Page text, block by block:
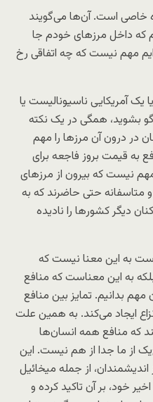
خاصی است. آن‌ها می‌گویند
که داخل مرزهای خودم جا
مهم نیست که چه اتفاقی رخ
یک آمریکایی ناسیونالیست یا
بشوید، همگی در یک نکته
در درون آن مرزها را مهم
به قیمت بروز فاجعه برای
نیست که بیرون از مرزهای
حتی حاضرند که به
دیگر کشورها را نادیده
به این معنا نیست که
به این معناست که منافع
مهم بدانیم. تمایز بین منافع
ایجاد می‌کند. به همین علت
که منافع همه انسان‌ها
از ما جدا از هم نیست. این
از جمله میخائیل
خود، بر آن تاکید کرده و